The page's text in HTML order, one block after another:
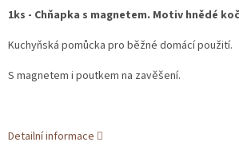
1ks - Chňapka s magnetem. Motiv hnědé
Kuchyňská pomůcka pro běžné domácí použití.
S magnetem i poutkem na zavěšení.
Detailní informace